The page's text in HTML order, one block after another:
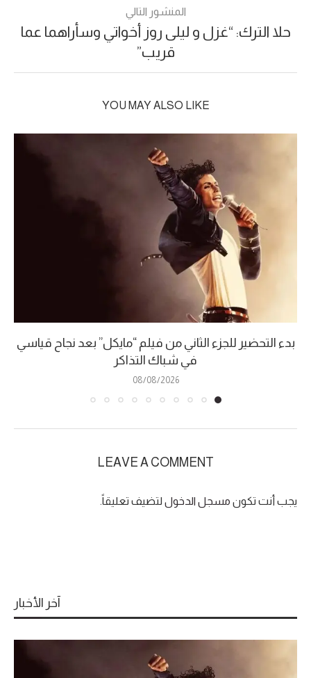
المنشور التالي
حلا الترك: “غزل و ليلى روز أخواتي وسأراهما عما
قريب”
YOU MAY ALSO LIKE
بدء التحضير للجزء الثاني من فيلم “مايكل” بعد نجاح قياسي
في شباك التذاكر
08/08/2026
LEAVE A COMMENT
يجب أنت تكون مسجل الدخول لتضيف تعليقاً.
آخر الأخبار